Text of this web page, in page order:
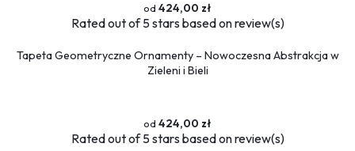
424,00 zł
Ratedout of 5 stars based onreview(s)
Tapeta Geometryczne Ornamenty – Nowoczesna Abstrakcja w
Zieleni i Bieli
424,00 zł
Ratedout of 5 stars based onreview(s)